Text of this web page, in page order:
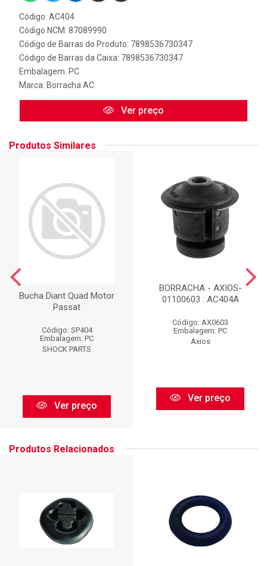
Código: AC404
Código NCM: 87089990
Código de Barras do Produto: 7898536730347
Código de Barras da Caixa: 7898536730347
Embalagem: PC
Marca: Borracha AC
Ver preço
Produtos Similares
Bucha Diant Quad Motor
Passat
Código: SP404
Embalagem: PC
SHOCK PARTS
Ver preço
BORRACHA - AXIOS-
01100603 : AC404A
Código: AX0603
Embalagem: PC
Axios
Ver preço
Produtos Relacionados